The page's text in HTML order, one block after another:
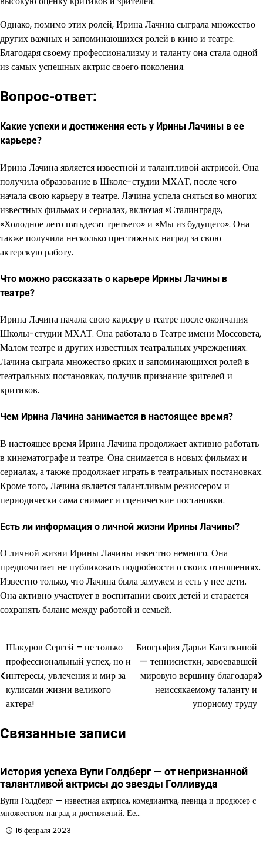
Однако, помимо этих ролей, Ирина Лачина сыграла множество
других важных и запоминающихся ролей в кино и театре.
Благодаря своему профессионализму и таланту она стала одной
из самых успешных актрис своего поколения.
Вопрос-ответ:
Какие успехи и достижения есть у Ирины Лачины в ее
карьере?
Ирина Лачина является известной и талантливой актрисой. Она
получила образование в Школе-студии МХАТ, после чего
начала свою карьеру в театре. Лачина успела сняться во многих
известных фильмах и сериалах, включая «Сталинград»,
«Холодное лето пятьдесят третьего» и «Мы из будущего». Она
также получила несколько престижных наград за свою
актерскую работу.
Что можно рассказать о карьере Ирины Лачины в
театре?
Ирина Лачина начала свою карьеру в театре после окончания
Школы-студии МХАТ. Она работала в Театре имени Моссовета,
Малом театре и других известных театральных учреждениях.
Лачина сыграла множество ярких и запоминающихся ролей в
театральных постановках, получив признание зрителей и
критиков.
Чем Ирина Лачина занимается в настоящее время?
В настоящее время Ирина Лачина продолжает активно работать
в кинематографе и театре. Она снимается в новых фильмах и
сериалах, а также продолжает играть в театральных постановках.
Кроме того, Лачина является талантливым режиссером и
периодически сама снимает и сценические постановки.
Есть ли информация о личной жизни Ирины Лачины?
О личной жизни Ирины Лачины известно немного. Она
предпочитает не публиковать подробности о своих отношениях.
Известно только, что Лачина была замужем и есть у нее дети.
Она активно участвует в воспитании своих детей и старается
сохранять баланс между работой и семьей.
Навигация
по
записям
Шакуров Сергей – не только
профессиональный успех, но и
интересы, увлечения и мир за
кулисами жизни великого
актера!
Биография Дарьи Касаткиной
— теннисистки, завоевавшей
мировую вершину благодаря
неиссякаемому таланту и
упорному труду
Связанные записи
История успеха Вупи Голдберг — от непризнанной
талантливой актрисы до звезды Голливуда
Вупи Голдберг — известная актриса, комедиантка, певица и продюсер с
множеством наград и достижений. Ее…
16 февраля 2023